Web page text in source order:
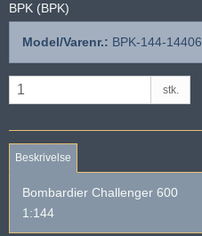
BPK (BPK)
Model/Varenr.: BPK-144-14406
stk.
Beskrivelse
Bombardier Challenger 600
1:144